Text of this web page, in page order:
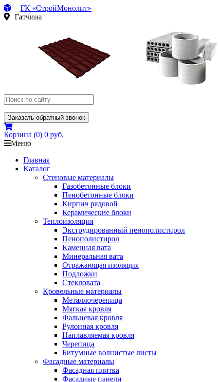
ГК «СтройМонолит»
Гатчина
Заказать обратный звонок
Корзина (0) 0 руб.
Меню
Главная
Каталог
Стеновые материалы
Газобетонные блоки
Пенобетонные блоки
Кирпич рядовой
Керамические блоки
Теплоизоляция
Экструдированный пенополистирол
Пенополистирол
Каменная вата
Минеральная вата
Отражающая изоляция
Подложки
Стекловата
Кровельные материалы
Металлочерепица
Мягкая кровля
Фальцевая кровля
Рулонная кровля
Наплавляемая кровля
Черепица
Битумные волнистые листы
Фасадные материалы
Фасадная плитка
Фасадные панели